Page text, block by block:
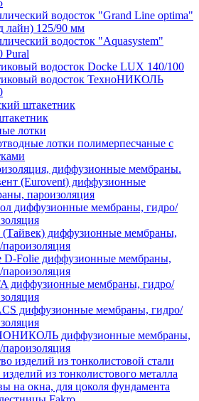
водосток "Grand Line optima"
лайн) 125/90 мм
водосток "Aquasystem"
Pural
водосток Docke LUX 140/100
водосток ТехноНИКОЛЬ
штакетник
лотки
лотки полимерпесчаные с
диффузионные мембраны.
(Eurovent) диффузионные
пароизоляция
диффузионные мембраны, гидро/
(Тайвек) диффузионные мембраны,
пароизоляция
D-Folie диффузионные мембраны,
пароизоляция
диффузионные мембраны, гидро/
диффузионные мембраны, гидро/
диффузионные мембраны,
пароизоляция
изделий из тонколистовой стали
из тонколистового металла
на окна, для цоколя фундамента